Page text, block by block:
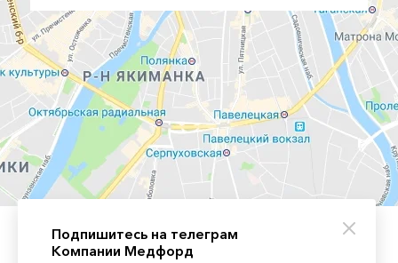
Подпишитесь на телеграм
Компании Медфорд